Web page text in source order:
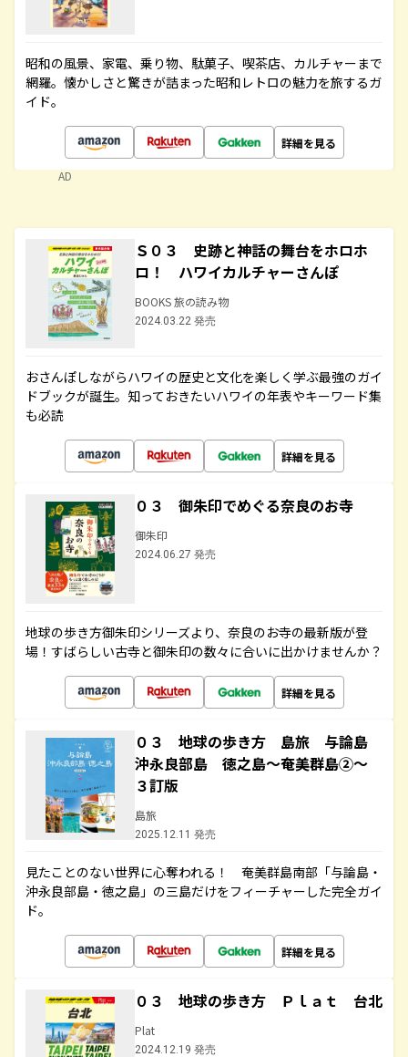
昭和の風景、家電、乗り物、駄菓子、喫茶店、カルチャーまで
網羅。懐かしさと驚きが詰まった昭和レトロの魅力を旅するガ
イド。
詳細を見る
AD
Ｓ０３ 史跡と神話の舞台をホロホ
ロ！ ハワイカルチャーさんぽ
BOOKS 旅の読み物
2024.03.22 発売
おさんぽしながらハワイの歴史と文化を楽しく学ぶ最強のガイ
ドブックが誕生。知っておきたいハワイの年表やキーワード集
も必読
詳細を見る
０３ 御朱印でめぐる奈良のお寺
御朱印
2024.06.27 発売
地球の歩き方御朱印シリーズより、奈良のお寺の最新版が登
場！すばらしい古寺と御朱印の数々に合いに出かけませんか？
詳細を見る
０３ 地球の歩き方 島旅 与論島
沖永良部島 徳之島～奄美群島②～
３訂版
島旅
2025.12.11 発売
見たことのない世界に心奪われる！ 奄美群島南部「与論島・
沖永良部島・徳之島」の三島だけをフィーチャーした完全ガイ
ド。
詳細を見る
０３ 地球の歩き方 Ｐｌａｔ 台北
Plat
2024.12.19 発売